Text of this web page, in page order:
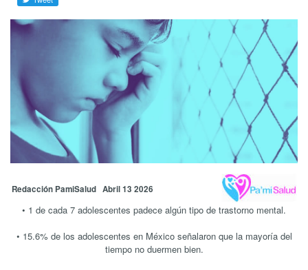
Redacción PamiSalud Abril 13 2026
• 1 de cada 7 adolescentes padece algún tipo de trastorno mental.
• 15.6% de los adolescentes en México señalaron que la mayoría del
tiempo no duermen bien.